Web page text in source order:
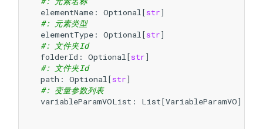
elementName : Optional[str]
#: 元素类型
elementType : Optional[str]
#: 文件夹Id
folderId : Optional[str]
#: 文件夹Id
path : Optional[str]
#: 变量参数列表
variableParamVOList : List[VariableParamVO]